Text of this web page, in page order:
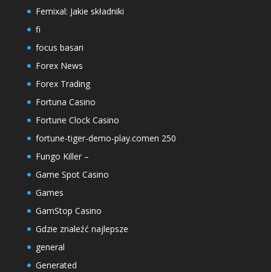
Femixal: Jakie składniki
fi
focus basari
Forex News
Forex Trading
Fortuna Casino
Fortune Clock Casino
fortune-tiger-demo-play.comen 250
Fungo Killer –
Game Spot Casino
Games
GamStop Casino
Gdzie znaleźć najlepsze
general
Generated